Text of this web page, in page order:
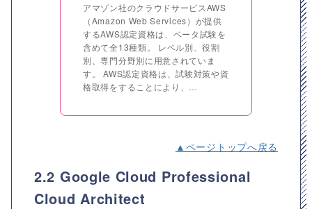
アマゾン社のクラウドサービスAWS
（Amazon Web Services）が提供
するAWS認定資格は、ベータ試験を
含めて全13種類。 レベル別、役割
別、専門分野別に用意されていま
す。 AWS認定資格は、試験対策や資
格取得をすることにより、…
▲ページトップへ戻る
2.2 Google Cloud Professional
Cloud Architect